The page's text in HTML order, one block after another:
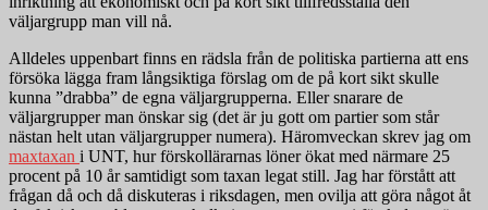
väljargrupp man vill nå.
Alldeles uppenbart finns en rädsla från de politiska partierna att ens
försöka lägga fram långsiktiga förslag om de på kort sikt skulle
kunna ”drabba” de egna väljargrupperna. Eller snarare de
väljargrupper man önskar sig (det är ju gott om partier som står
nästan helt utan väljargrupper numera). Häromveckan skrev jag om
maxtaxan i UNT, hur förskollärarnas löner ökat med närmare 25
procent på 10 år samtidigt som taxan legat still. Jag har förstått att
frågan då och då diskuteras i riksdagen, men ovilja att göra något åt